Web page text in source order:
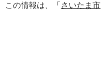
この情報は、「 さいたま市